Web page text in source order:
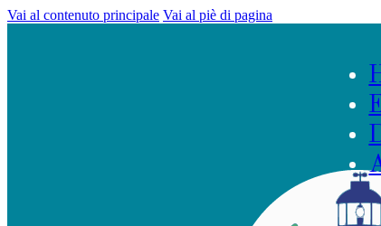
Vai al contenuto principale Vai al piè di pagina